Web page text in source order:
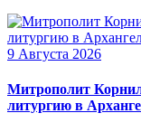
9 Августа 2026
Митрополит
литургию в